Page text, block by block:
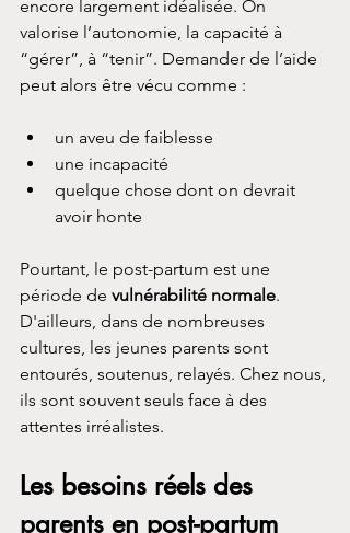
encore largement idéalisée. On
valorise l’autonomie, la capacité à
“gérer”, à “tenir”. Demander de l’aide
peut alors être vécu comme :
un aveu de faiblesse
une incapacité
quelque chose dont on devrait
avoir honte
Pourtant, le post-partum est une
période de vulnérabilité normale.
D'ailleurs, dans de nombreuses
cultures, les jeunes parents sont
entourés, soutenus, relayés. Chez nous,
ils sont souvent seuls face à des
attentes irréalistes.
Les besoins réels des
parents en post-partum